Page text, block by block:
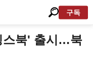
구독
스북' 출시…북